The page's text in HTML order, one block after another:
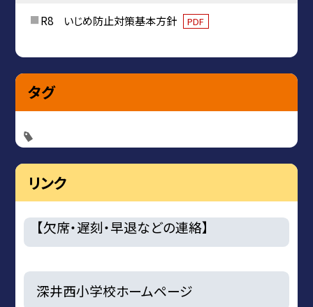
R8 いじめ防止対策基本方針 PDF
タグ
リンク
【欠席・遅刻・早退などの連絡】
深井西小学校ホームページ